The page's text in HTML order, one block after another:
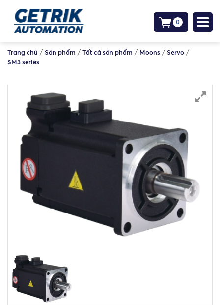
0
Trang chủ / Sản phẩm / Tất cả sản phẩm / Moons / Servo /
SM3 series